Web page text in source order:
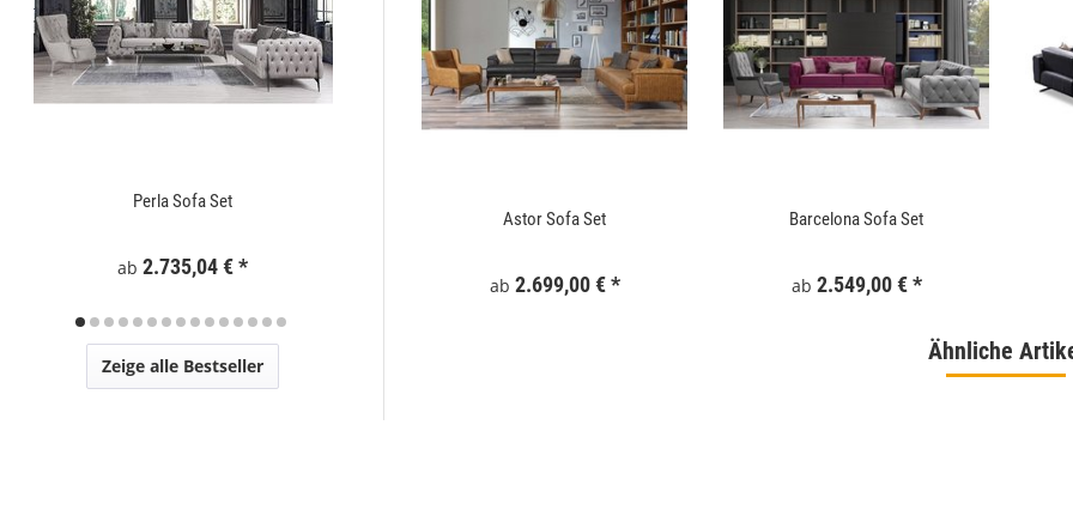
ab
Astor Sofa Set
ab 2.699,00 € *
Barcelona Sofa Set
ab 2.549,00 € *
Ähnliche
Perla Sofa Set
ab 2.735,04 €*
WA16
Zeige alle Bestseller